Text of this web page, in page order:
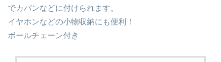
でカバンなどに付けられます。
イヤホンなどの小物収納にも便利！
ボールチェーン付き